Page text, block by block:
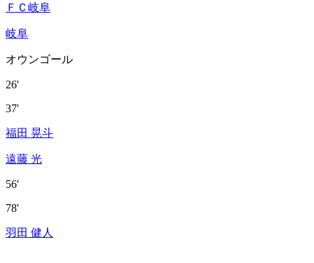
ＦＣ岐阜
岐阜
オウンゴール
26'
37'
福田 晃斗
遠藤 光
56'
78'
羽田 健人